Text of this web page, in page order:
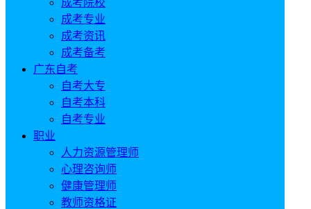
成考院校
成考专业
成考资讯
成考备考
广东自考
自考大专
自考本科
自考专业
职业
人力资源管理师
心理咨询师
健康管理师
教师资格证